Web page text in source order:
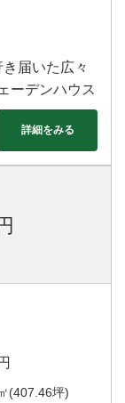
届いた広々
ーデンハウス
詳細をみる
(407.46坪)